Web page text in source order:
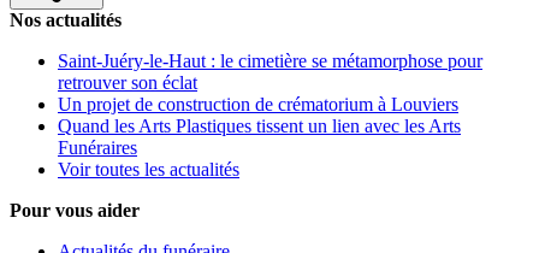
Nos actualités
Saint-Juéry-le-Haut : le cimetière se métamorphose pour
retrouver son éclat
Un projet de construction de crématorium à Louviers
Quand les Arts Plastiques tissent un lien avec les Arts
Funéraires
Voir toutes les actualités
Pour vous aider